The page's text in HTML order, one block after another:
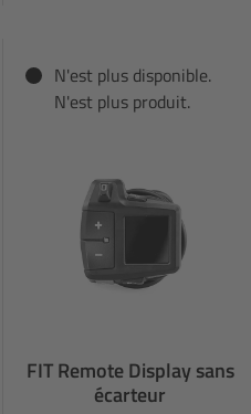
N'est plus disponible.
N'est plus produit.
FIT Remote Display sans
écarteur